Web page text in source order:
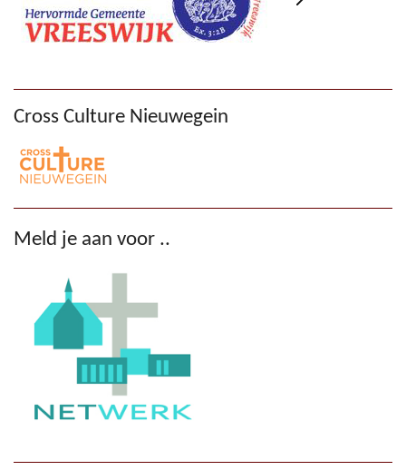
Cross Culture Nieuwegein
Meld je aan voor ..